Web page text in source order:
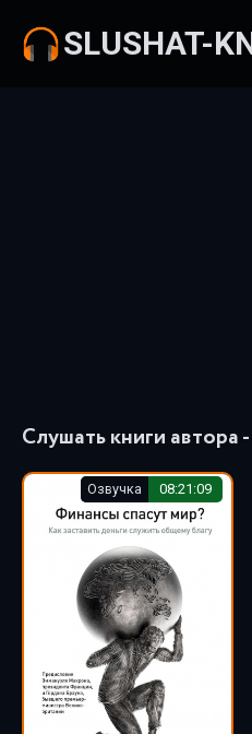
Слушать книги автора -
Озвучка 08:21:09